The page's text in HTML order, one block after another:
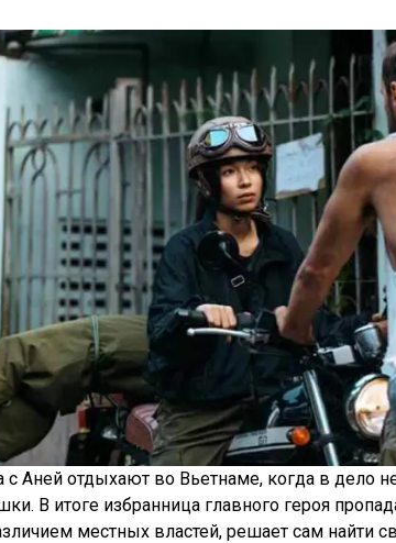
Аней отдыхают во Вьетнаме, когда в дело
В итоге избранница главного героя
местных властей, решает сам